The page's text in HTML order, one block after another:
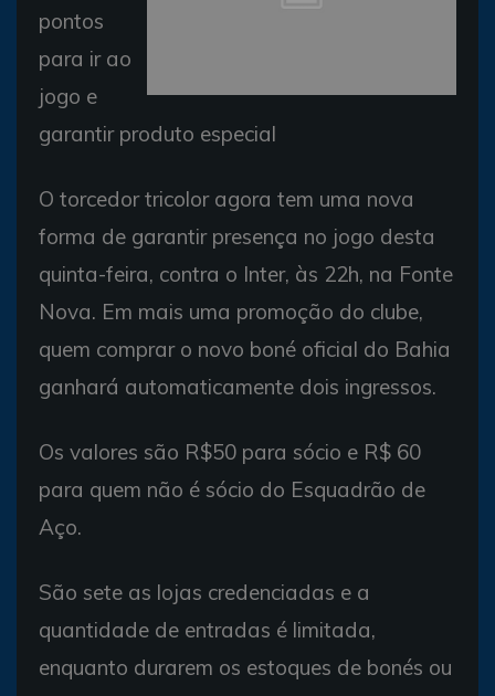
pontos
para ir ao
jogo e
garantir produto especial
O torcedor tricolor agora tem uma nova
forma de garantir presença no jogo desta
quinta-feira, contra o Inter, às 22h, na Fonte
Nova. Em mais uma promoção do clube,
quem comprar o novo boné oficial do Bahia
ganhará automaticamente dois ingressos.
Os valores são R$50 para sócio e R$ 60
para quem não é sócio do Esquadrão de
Aço.
São sete as lojas credenciadas e a
quantidade de entradas é limitada,
enquanto durarem os estoques de bonés ou